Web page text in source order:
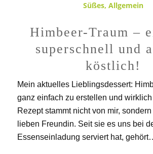
Süßes,Allgemein
Himbeer-Traum –
superschnell und
köstlich!
Mein aktuelles Lieblingsdessert:
ganz einfach zu erstellen und
Rezept stammt nicht von mir,
lieben Freundin. Seit sie es uns bei
Essenseinladung serviert hat,